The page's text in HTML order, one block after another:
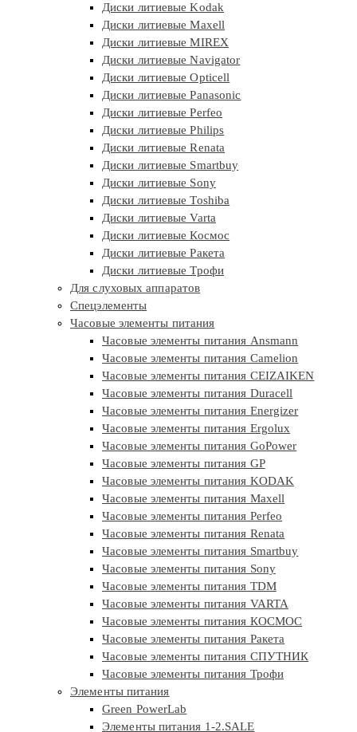
Диски литиевые Kodak
Диски литиевые Maxell
Диски литиевые MIREX
Диски литиевые Navigator
Диски литиевые Opticell
Диски литиевые Panasonic
Диски литиевые Perfeo
Диски литиевые Philips
Диски литиевые Renata
Диски литиевые Smartbuy
Диски литиевые Sony
Диски литиевые Toshiba
Диски литиевые Varta
Диски литиевые Космос
Диски литиевые Ракета
Диски литиевые Трофи
Для слуховых аппаратов
Спецэлементы
Часовые элементы питания
Часовые элементы питания Ansmann
Часовые элементы питания Camelion
Часовые элементы питания CEIZAIKEN
Часовые элементы питания Duracell
Часовые элементы питания Energizer
Часовые элементы питания Ergolux
Часовые элементы питания GoPower
Часовые элементы питания GP
Часовые элементы питания KODAK
Часовые элементы питания Maxell
Часовые элементы питания Perfeo
Часовые элементы питания Renata
Часовые элементы питания Smartbuy
Часовые элементы питания Sony
Часовые элементы питания TDM
Часовые элементы питания VARTA
Часовые элементы питания КОСМОС
Часовые элементы питания Ракета
Часовые элементы питания СПУТНИК
Часовые элементы питания Трофи
Элементы питания
Green PowerLab
Элементы питания 1-2.SALE